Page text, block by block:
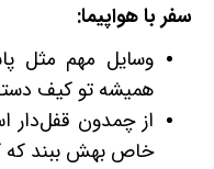
سفر با هواپیما:
وسایل مهم مثل
همیشه تو کیف
از چمدون قفل‌دار
خاص بهش ببند که